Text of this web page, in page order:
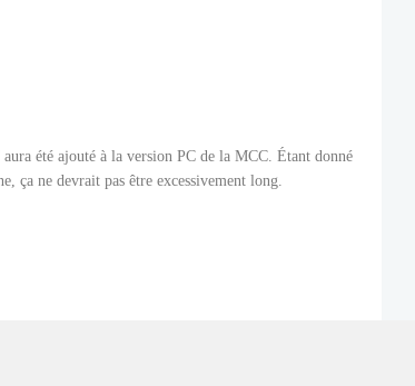
été ajouté à la version PC de la MCC. Étant donné
ça ne devrait pas être excessivement long.